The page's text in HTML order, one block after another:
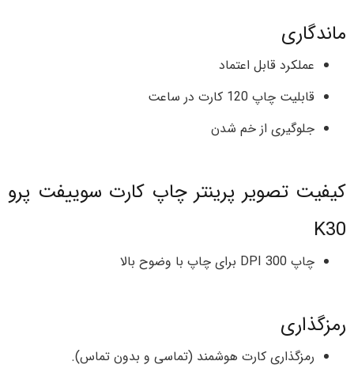
ماندگاری
عملکرد قابل اعتماد
قابلیت چاپ 120 کارت در ساعت
جلوگیری از خم شدن
کیفیت تصویر پرینتر چاپ کارت سوییفت پرو
K30
چاپ 300 DPI برای چاپ با وضوح بالا
رمزگذاری
رمزگذاری کارت هوشمند (تماسی و بدون تماس).